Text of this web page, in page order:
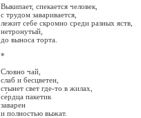
Выкипает, спекается человек,
с трудом заваривается,
лежит себе скромно среди разных яств,
нетронутый,
до выноса торта.
*
Словно чай,
слаб и бесцветен,
стынет свет где-то в жилах,
се́рдца пакетик
заварен
и полностью выжат.